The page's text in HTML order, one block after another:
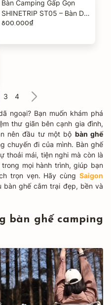
Bàn Camping Gấp Gọn
SHINETRIP ST05 – Bàn Dã
Ngoại Acrylic Trong Suốt
Chồng
800.000₫
3
4
ngoại? Bạn muốn khám phá
thư giãn bên cạnh gia đình,
nên đầu tư một bộ bàn ghế
chuyến đi của mình. Bàn ghế
thoải mái, tiện nghi mà còn là
mọi hành trình, giúp bạn
trọn vẹn. Hãy cùng Saigon
bàn ghế cắm trại đẹp, bền và
bàn ghế camping